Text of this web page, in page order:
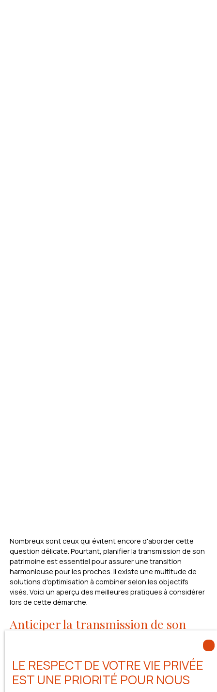
Nombreux sont ceux qui évitent encore d'aborder cette
question délicate. Pourtant, planifier la transmission de son
patrimoine est essentiel pour assurer une transition
harmonieuse pour les proches. Il existe une multitude de
solutions d'optimisation à combiner selon les objectifs
visés. Voici un aperçu des meilleures pratiques à considérer
lors de cette démarche.
Anticiper la transmission de son
En cas de décès, la loi détermine la part des biens revenant
à chaque héritier. Cependant, il est essentiel d'anticiper cet
événement afin de protéger au mieux les intérêts des
LE RESPECT DE VOTRE VIE PRIVÉE
EST UNE PRIORITÉ POUR NOUS